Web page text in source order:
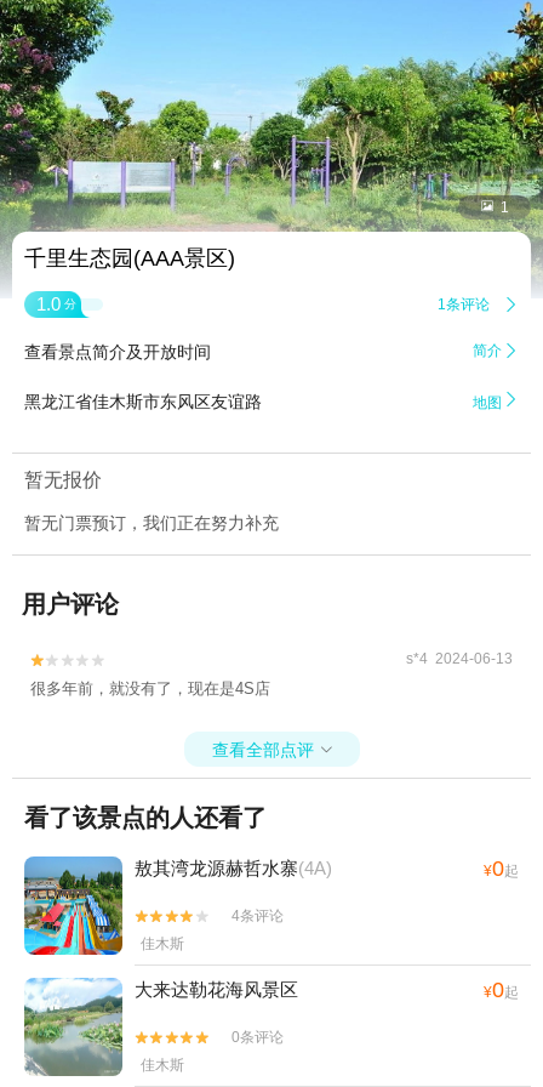
 1
千里生态园(AAA景区)
1.0 分 1条评论 
查看景点简介及开放时间 简介 
黑龙江省佳木斯市东风区友谊路 地图 
暂无报价
暂无门票预订，我们正在努力补充
用户评论

 s*4 2024-06-13
很多年前，就没有了，现在是4S店
查看全部点评 
看了该景点的人还看了
敖其湾龙源赫哲水寨(4A) ¥0起


4条评论
佳木斯
大来达勒花海风景区 ¥0起


0条评论
佳木斯
